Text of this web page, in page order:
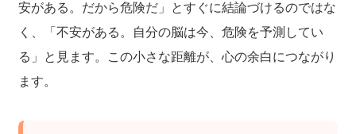
安がある。だから危険だ」とすぐに結論づけるのではな
く、「不安がある。自分の脳は今、危険を予測してい
る」と見ます。この小さな距離が、心の余白につながり
ます。